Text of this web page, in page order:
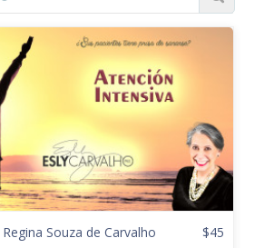
Regina Souza de Carvalho $45